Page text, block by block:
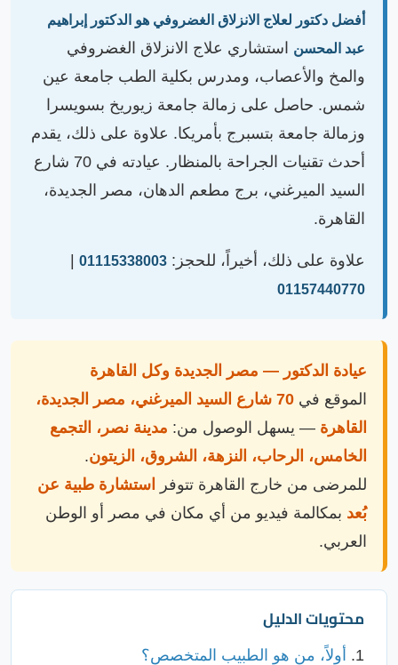
أفضل دكتور لعلاج الانزلاق الغضروفي هو الدكتور إبراهيم
عبد المحسن
استشاري علاج الانزلاق الغضروفي
والمخ والأعصاب، ومدرس بكلية الطب جامعة عين
شمس. حاصل على زمالة جامعة زيوريخ بسويسرا
وزمالة جامعة بتسبرج بأمريكا. علاوة على ذلك، يقدم
أحدث تقنيات الجراحة بالمنظار. عيادته في 70 شارع
السيد الميرغني، برج مطعم الدهان، مصر الجديدة،
القاهرة.
علاوة على ذلك، أخيراً، للحجز: 01115338003
01157440770
عيادة الدكتور — مصر الجديدة وكل القاهرة
الموقع في
70 شارع السيد الميرغني، مصر الجديدة،
القاهرة — يسهل الوصول من: مدينة نصر، التجمع
الخامس، الرحاب، النزهة، الشروق، الزيتون.
للمرضى من خارج القاهرة تتوفر
استشارة طبية عن
بُعد بمكالمة فيديو من أي مكان في مصر أو الوطن
العربي.
محتويات الدليل
أولاً، من هو الطبيب المتخصص؟